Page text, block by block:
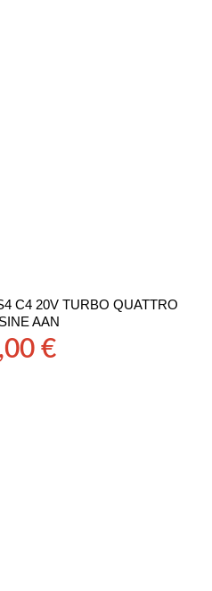
C4 20V TURBO QUATTRO
AAN
€